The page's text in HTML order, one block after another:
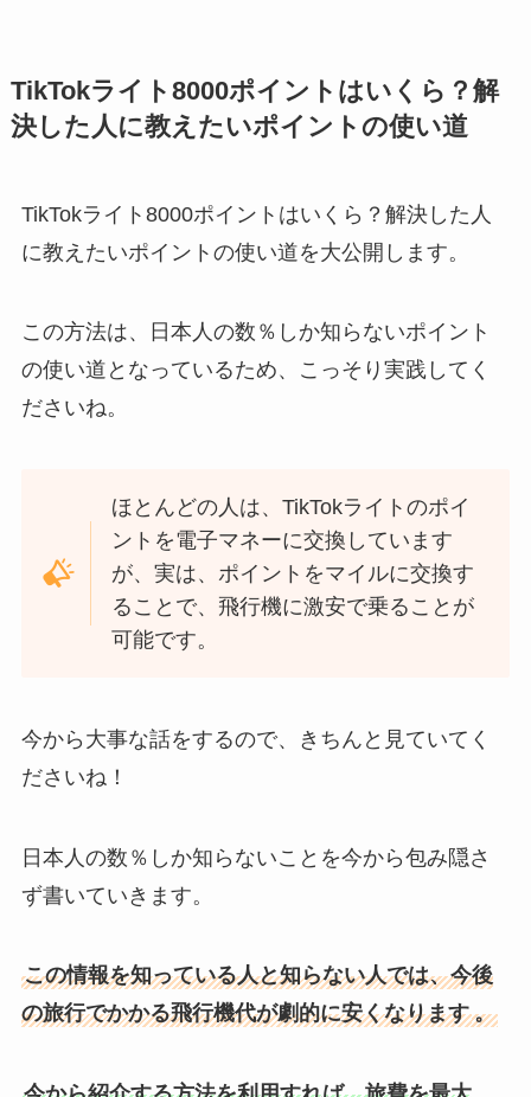
TikTokライト8000ポイントはいくら？解
決した人に教えたいポイントの使い道
TikTokライト8000ポイントはいくら？解決した人
に教えたいポイントの使い道を大公開します。
この方法は、日本人の数％しか知らないポイント
の使い道となっているため、こっそり実践してく
ださいね。
ほとんどの人は、TikTokライトのポイ
ントを電子マネーに交換しています
が、実は、ポイントをマイルに交換す
ることで、飛行機に激安で乗ることが
可能です。
今から大事な話をするので、きちんと見ていてく
ださいね！
日本人の数％しか知らないことを今から包み隠さ
ず書いていきます。
この情報を知っている人と知らない人では、今後
の旅行でかかる飛行機代が劇的に安くなります 。